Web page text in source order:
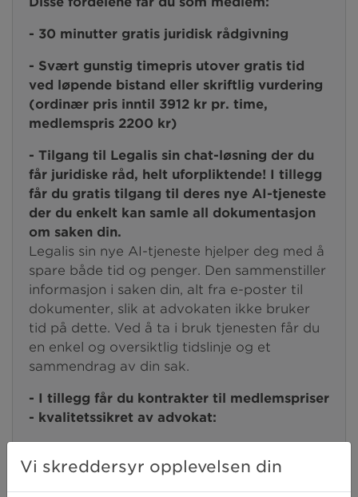
- 30 minutter gratis juridisk rådgivning
- Svært gunstig timepris utover gratis tid
ved løpende bistand eller skriftlig vurdering
(ordinær pris inntil 3912 kr pr. time,
medlemspris 2200 kr)
- Tilgang til Legalis sin chat-løsning der du
får juridiske råd, helt uforpliktende! I tillegg
får du gratis tilgang til deres nye AI-tjeneste
der du enkelt kan samle all dokumentasjon
om saken din.
Legalis sin nye AI-tjeneste hjelper deg med å
spare både tid og penger. Den sammenstiller
informasjon i saken din, alt fra e-poster til
dokumenter, slik at advokaten ikke bruker
tid på dette. Ved å ta i bruk tjenesten får du
en enkel og oversiktlig tidslinje og et
sammendrag av din sak.
- I tillegg får du kontrakter til medlemspriser
- kvalitetssikret av advokat:
(ordinær-/medlemspris: 1320 kr/950 kr)
Fremtidsfullmakt
Vi skreddersyr opplevelsen din